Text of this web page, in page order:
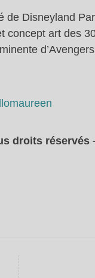
de Disneyland
concept art des
droits